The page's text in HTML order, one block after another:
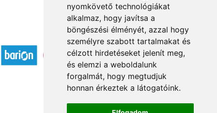
nyomkövető technológiákat
alkalmaz, hogy javítsa a
böngészési élményét, azzal hogy
személyre szabott tartalmakat és
célzott hirdetéseket jelenít meg,
és elemzi a weboldalunk
forgalmát, hogy megtudjuk
honnan érkeztek a látogatóink.
Elfogadott fizetési módok
Á.SZ.F.